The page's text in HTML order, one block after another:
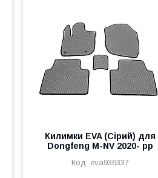
Килимки EVA (Сірий) для
Dongfeng M-NV 2020- рр
eva936337